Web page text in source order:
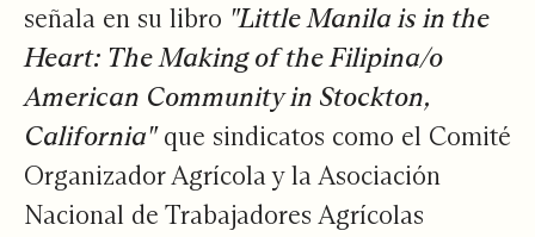
señala en su libro "Little Manila is in the
Heart: The Making of the Filipina/o
American Community in Stockton,
California"que sindicatos como el Comité
Organizador Agrícola y la Asociación
Nacional de Trabajadores Agrícolas